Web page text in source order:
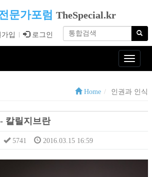
문가포럼 TheSpecial.kr
입 로그인
Toggle
Home 인권과 인식
칼릴지브란
5741 2016.03.15 16:59